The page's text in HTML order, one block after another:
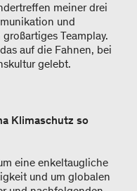
meiner drei
und
Teamplay.
auf die Fahnen, bei
gelebt.
Klimaschutz so
eine enkeltaugliche
und um globalen